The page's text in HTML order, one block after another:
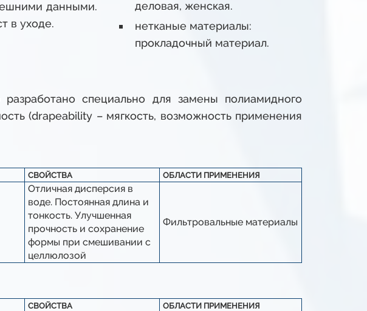
данными.
в уходе.
деловая, женская.
нетканые материалы:
прокладочный материал.
специально для замены полиамидного
(drapeability – мягкость, возможность применения
СВОЙСТВА ОБЛАСТИ ПРИМЕНЕНИЯ
Отличная дисперсия в
воде. Постоянная длина и
тонкость. Улучшенная
прочность и сохранение
формы при смешивании с
целлюлозой
Фильтровальные материалы
СВОЙСТВА ОБЛАСТИ ПРИМЕНЕНИЯ